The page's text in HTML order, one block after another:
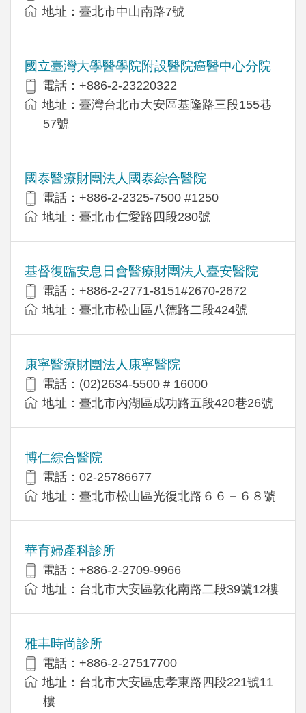
地址：臺北市中山南路7號
國立臺灣大學醫學院附設醫院癌醫中心分院
電話：+886-2-23220322
地址：臺灣台北市大安區基隆路三段155巷
57號
國泰醫療財團法人國泰綜合醫院
電話：+886-2-2325-7500 #1250
地址：臺北市仁愛路四段280號
基督復臨安息日會醫療財團法人臺安醫院
電話：+886-2-2771-8151#2670-2672
地址：臺北市松山區八德路二段424號
康寧醫療財團法人康寧醫院
電話：(02)2634-5500 # 16000
地址：臺北市內湖區成功路五段420巷26號
博仁綜合醫院
電話：02-25786677
地址：臺北市松山區光復北路６６－６８號
華育婦產科診所
電話：+886-2-2709-9966
地址：台北市大安區敦化南路二段39號12樓
雅丰時尚診所
電話：+886-2-27517700
地址：台北市大安區忠孝東路四段221號11
樓